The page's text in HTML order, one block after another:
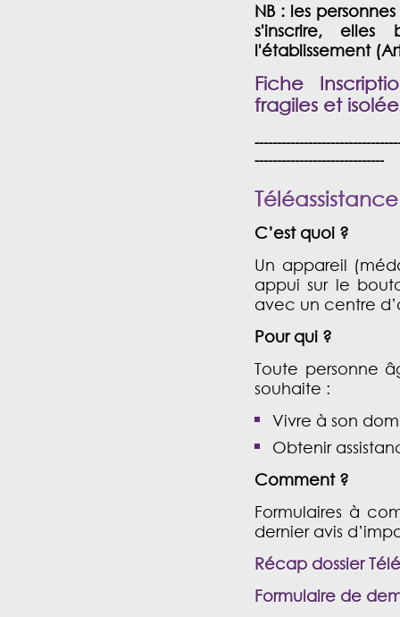
NB :les
s'inscrire,
l'établissement
Fiche
fragiles et
-----------------------------
Téléassistance
C’est quoi ?
Un appareil
appui sur le
avec un centre
Pour qui ?
Toute personne
souhaite :
Vivre à son
Obtenir
Comment ?
Formulaires à
dernier avis
Récap dossier
Formulaire de